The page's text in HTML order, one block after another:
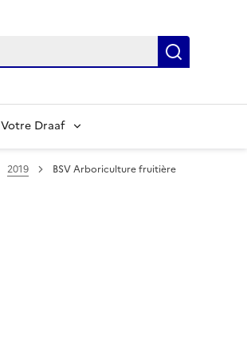
Votre Draaf
2019
BSV Arboriculture fruitière